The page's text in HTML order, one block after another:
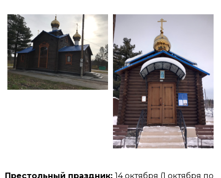
Престольный праздник: 14 октября (1 октября по